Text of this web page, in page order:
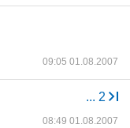
09:05 01.08.2007
... 2
08:49 01.08.2007